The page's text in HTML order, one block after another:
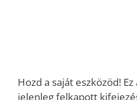
Hozd a saját eszközöd!
jelenleg felkapott